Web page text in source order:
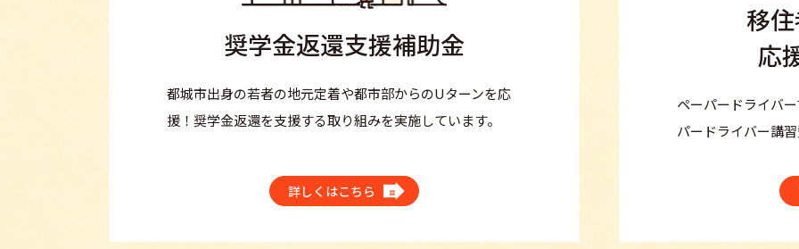
奨学金返還支援補助金
都城市出身の若者の地元定着や都市部からのUターンを応
援！奨学金返還を支援する取り組みを実施しています。
詳しくはこちら
移
応
ペーパードライバ
パードライバー講